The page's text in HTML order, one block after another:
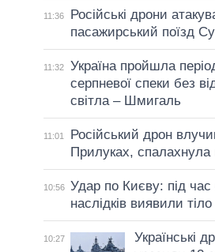
11:36
Російські дрони
пасажирський поїзд
11:32
Україна пройшла
серпневої спеки без
світла – Шмигаль
11:01
Російський дрон
Прилуках,
10:56 Удар по Києву: під час
наслідків виявили
10:27
Українські